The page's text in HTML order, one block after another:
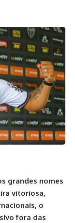
grandes nomes
vitoriosa,
o
fora das